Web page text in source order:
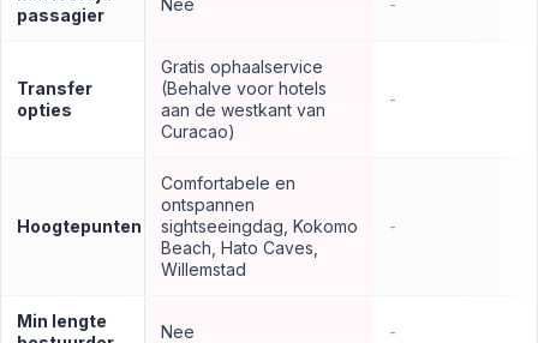
passagier
Nee -
Transfer
opties
Gratis ophaalservice
(Behalve voor hotels
aan de westkant van
Curacao)
-
Hoogtepunten
Comfortabele en
ontspannen
sightseeingdag, Kokomo
Beach, Hato Caves,
Willemstad
-
Min lengte
Nee -